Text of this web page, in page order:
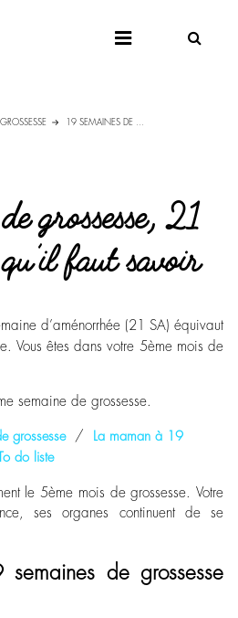
19 SEMAINES DE ...
grossesse, 21
faut savoir
d’aménorrhée (21 SA) équivaut
Vous êtes dans votre 5ème mois de
semaine de grossesse.
grossesse/
La maman à 19
To do liste
le 5ème mois de grossesse. Votre
ses organes continuent de se
de grossesse